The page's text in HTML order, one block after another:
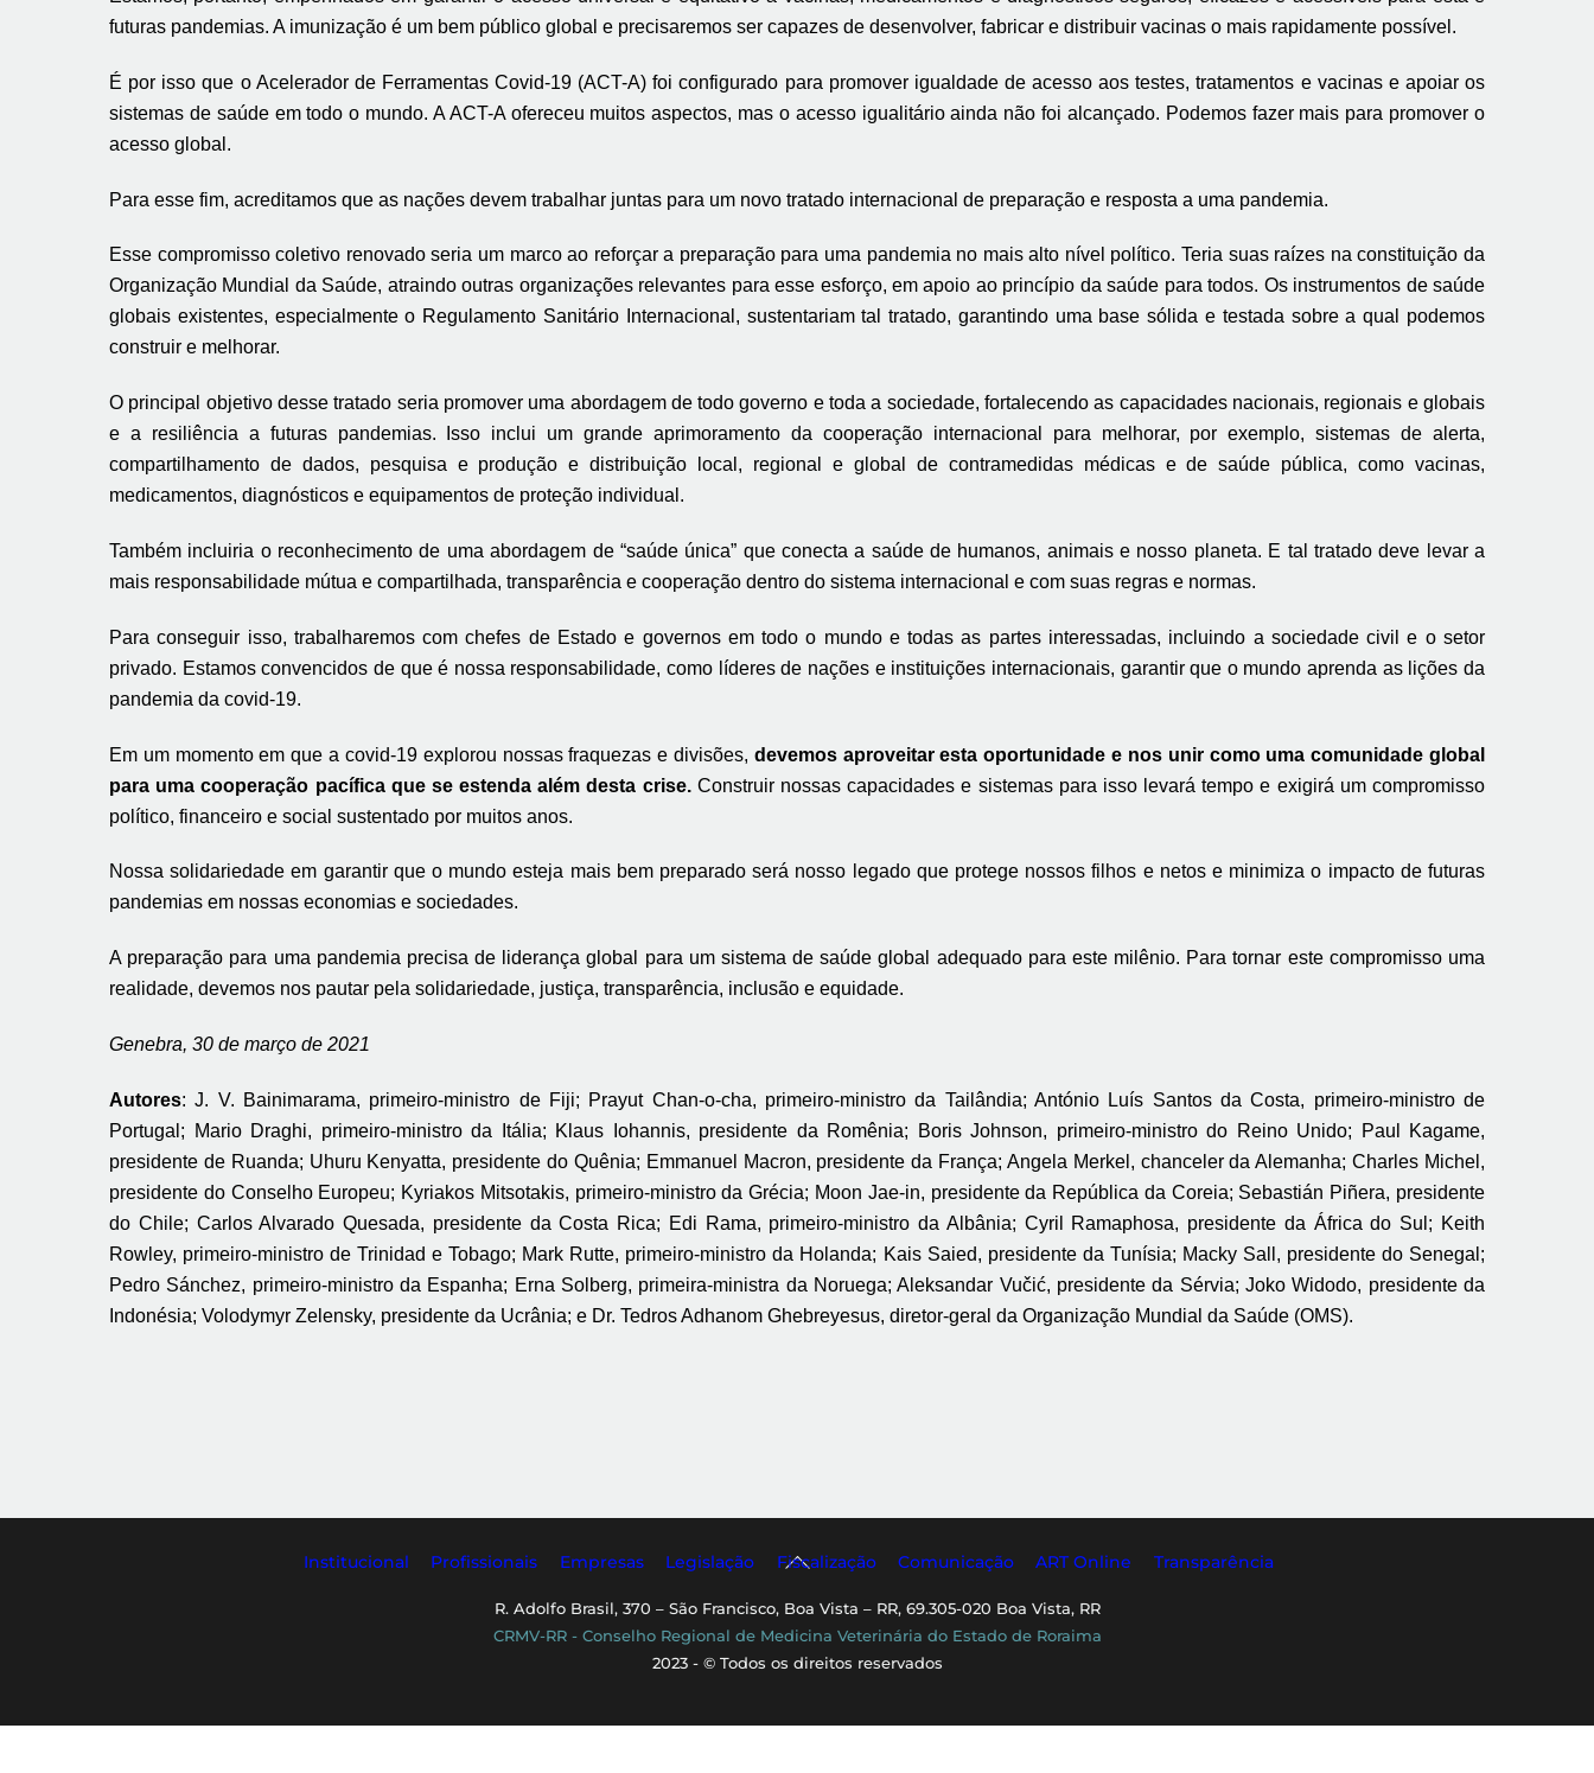
futuras pandemias. A imunização é um bem público global e precisaremos ser capazes de desenvolver, fabricar e distribuir vacinas o mais rapidamente possível.
É por isso que o Acelerador de Ferramentas Covid-19 (ACT-A) foi configurado para promover igualdade de acesso aos testes, tratamentos e vacinas e apoiar os
sistemas de saúde em todo o mundo. A ACT-A ofereceu muitos aspectos, mas o acesso igualitário ainda não foi alcançado. Podemos fazer mais para promover o
acesso global.
Para esse fim, acreditamos que as nações devem trabalhar juntas para um novo tratado internacional de preparação e resposta a uma pandemia.
Esse compromisso coletivo renovado seria um marco ao reforçar a preparação para uma pandemia no mais alto nível político. Teria suas raízes na constituição da
Organização Mundial da Saúde, atraindo outras organizações relevantes para esse esforço, em apoio ao princípio da saúde para todos. Os instrumentos de saúde
globais existentes, especialmente o Regulamento Sanitário Internacional, sustentariam tal tratado, garantindo uma base sólida e testada sobre a qual podemos
construir e melhorar.
O principal objetivo desse tratado seria promover uma abordagem de todo governo e toda a sociedade, fortalecendo as capacidades nacionais, regionais e globais
e a resiliência a futuras pandemias. Isso inclui um grande aprimoramento da cooperação internacional para melhorar, por exemplo, sistemas de alerta,
compartilhamento de dados, pesquisa e produção e distribuição local, regional e global de contramedidas médicas e de saúde pública, como vacinas,
medicamentos, diagnósticos e equipamentos de proteção individual.
Também incluiria o reconhecimento de uma abordagem de “saúde única” que conecta a saúde de humanos, animais e nosso planeta. E tal tratado deve levar a
mais responsabilidade mútua e compartilhada, transparência e cooperação dentro do sistema internacional e com suas regras e normas.
Para conseguir isso, trabalharemos com chefes de Estado e governos em todo o mundo e todas as partes interessadas, incluindo a sociedade civil e o setor
privado. Estamos convencidos de que é nossa responsabilidade, como líderes de nações e instituições internacionais, garantir que o mundo aprenda as lições da
pandemia da covid-19.
Em um momento em que a covid-19 explorou nossas fraquezas e divisões, devemos aproveitar esta oportunidade e nos unir como uma comunidade global
para uma cooperação pacífica que se estenda além desta crise.Construir nossas capacidades e sistemas para isso levará tempo e exigirá um compromisso
político, financeiro e social sustentado por muitos anos.
Nossa solidariedade em garantir que o mundo esteja mais bem preparado será nosso legado que protege nossos filhos e netos e minimiza o impacto de futuras
pandemias em nossas economias e sociedades.
A preparação para uma pandemia precisa de liderança global para um sistema de saúde global adequado para este milênio. Para tornar este compromisso uma
realidade, devemos nos pautar pela solidariedade, justiça, transparência, inclusão e equidade.
Genebra, 30 de março de 2021
Autores: J. V. Bainimarama, primeiro-ministro de Fiji; Prayut Chan-o-cha, primeiro-ministro da Tailândia; António Luís Santos da Costa, primeiro-ministro de
Portugal; Mario Draghi, primeiro-ministro da Itália; Klaus Iohannis, presidente da Romênia; Boris Johnson, primeiro-ministro do Reino Unido; Paul Kagame,
presidente de Ruanda; Uhuru Kenyatta, presidente do Quênia; Emmanuel Macron, presidente da França; Angela Merkel, chanceler da Alemanha; Charles Michel,
presidente do Conselho Europeu; Kyriakos Mitsotakis, primeiro-ministro da Grécia; Moon Jae-in, presidente da República da Coreia; Sebastián Piñera, presidente
do Chile; Carlos Alvarado Quesada, presidente da Costa Rica; Edi Rama, primeiro-ministro da Albânia; Cyril Ramaphosa, presidente da África do Sul; Keith
Rowley, primeiro-ministro de Trinidad e Tobago; Mark Rutte, primeiro-ministro da Holanda; Kais Saied, presidente da Tunísia; Macky Sall, presidente do Senegal;
Pedro Sánchez, primeiro-ministro da Espanha; Erna Solberg, primeira-ministra da Noruega; Aleksandar Vučić, presidente da Sérvia; Joko Widodo, presidente da
Indonésia; Volodymyr Zelensky, presidente da Ucrânia; e Dr. Tedros Adhanom Ghebreyesus, diretor-geral da Organização Mundial da Saúde (OMS).
Back
Top
Institucional Profissionais Empresas Legislação Fiscalização Comunicação ART Online Transparência
R. Adolfo Brasil, 370 – São Francisco, Boa Vista – RR, 69.305-020 Boa Vista, RR
CRMV-RR - Conselho Regional de Medicina Veterinária do Estado de Roraima
2023 - © Todos os direitos reservados